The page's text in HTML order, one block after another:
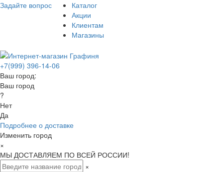
Задайте вопрос
Каталог
Акции
Клиентам
Магазины
+7(999) 396-14-06
Ваш город:
Ваш город
?
Нет
Да
Подробнее о доставке
Изменить город
×
МЫ ДОСТАВЛЯЕМ ПО ВСЕЙ РОССИИ!
×